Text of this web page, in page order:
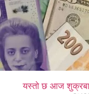
यस्तो छ आज